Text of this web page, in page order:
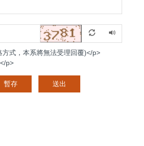
式，本系將無法受理回覆)</p>
p>
暫存 送出